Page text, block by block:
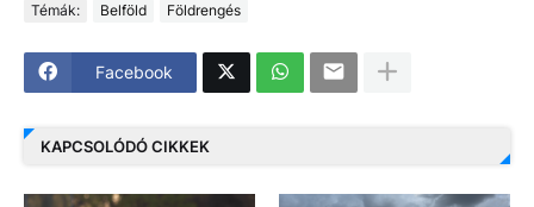
Témák: Belföld Földrengés
Facebook
KAPCSOLÓDÓ CIKKEK